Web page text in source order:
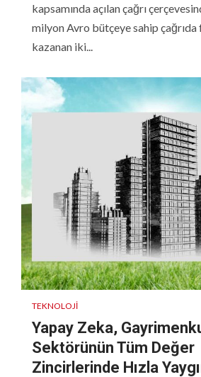
kapsamında açılan çağrı
milyon Avro bütçeye sahip çağrıda
kazanan iki...
TEKNOLOJI
Yapay Zeka,
Sektörünün Tüm Değer
Zincirlerinde Hızla